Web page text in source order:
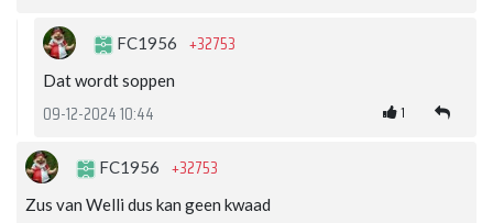
FC1956 +32753
Dat wordt soppen
09-12-2024 10:44 1
FC1956 +32753
Zus van Welli dus kan geen kwaad